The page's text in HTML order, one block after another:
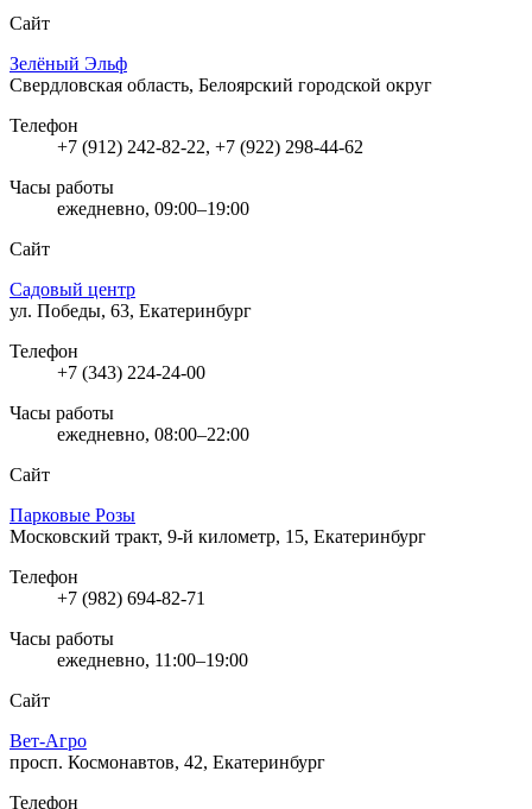
Сайт
Зелёный Эльф
Свердловская область, Белоярский городской округ
Телефон
+7 (912) 242-82-22, +7 (922) 298-44-62
Часы работы
ежедневно, 09:00–19:00
Сайт
Садовый центр
ул. Победы, 63, Екатеринбург
Телефон
+7 (343) 224-24-00
Часы работы
ежедневно, 08:00–22:00
Сайт
Парковые Розы
Московский тракт, 9-й километр, 15, Екатеринбург
Телефон
+7 (982) 694-82-71
Часы работы
ежедневно, 11:00–19:00
Сайт
Вет-Агро
просп. Космонавтов, 42, Екатеринбург
Телефон